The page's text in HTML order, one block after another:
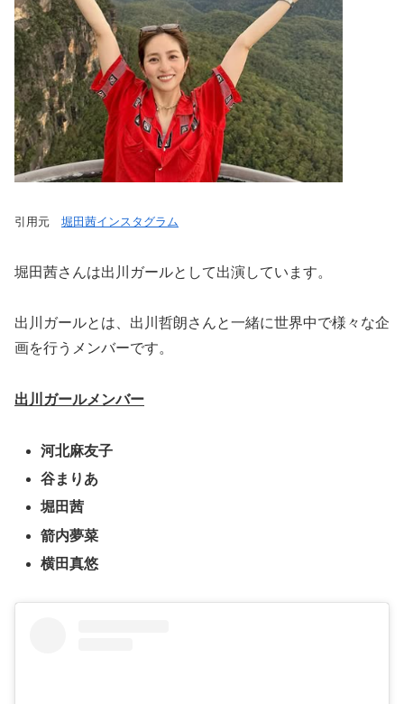
引用元 堀田茜インスタグラム
堀田茜さんは出川ガールとして出演しています。
出川ガールとは、出川哲朗さんと一緒に世界中で様々な企
画を行うメンバーです。
出川ガールメンバー
河北麻友子
谷まりあ
堀田茜
箭内夢菜
横田真悠